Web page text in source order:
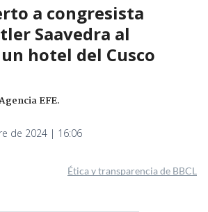
a congresista
Saavedra al
hotel del Cusco
EFE.
de 2024 | 16:06
Ética y transparencia de BBCL